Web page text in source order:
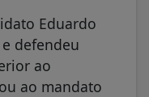
Eduardo
defendeu
ao
ao mandato